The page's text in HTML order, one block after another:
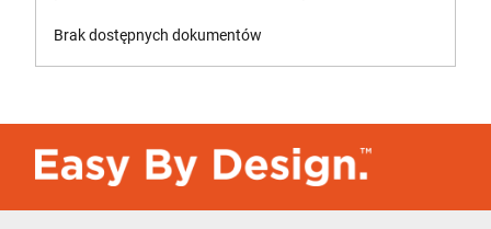
Brak dostępnych dokumentów